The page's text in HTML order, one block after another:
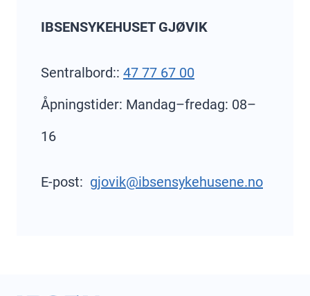
IBSENSYKEHUSET GJØVIK
Sentralbord:: 47 77 67 00
Åpningstider: Mandag–fredag: 08–
16
E-post: gjovik@ibsensykehusene.no